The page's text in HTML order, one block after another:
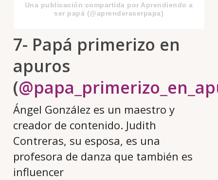
Una publicación compartida por Aprendiendo a
ser papá (@aprenderaserpapa)
7- Papá primerizo en
apuros
(
Ángel González es un maestro y
creador de contenido. Judith
Contreras, su esposa, es una
profesora de danza que también es
influencer